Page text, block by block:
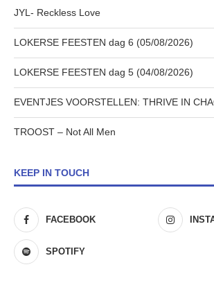
JYL- Reckless Love
LOKERSE FEESTEN dag 6 (05/08/2026)
LOKERSE FEESTEN dag 5 (04/08/2026)
EVENTJES VOORSTELLEN: THRIVE IN
TROOST – Not All Men
KEEP IN TOUCH
FACEBOOK
SPOTIFY